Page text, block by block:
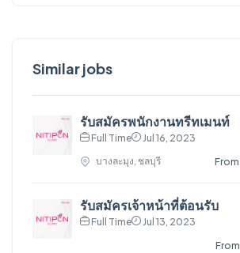
Similar jobs
รับสมัครพนักงานทรีทเมนท์
Full Time
Jul 16, 2023
บางละมุง, ชลบุรี
รับสมัครเจ้าหน้าที่ต้อนรับ
Full Time
Jul 13, 2023